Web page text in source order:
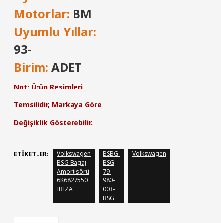
Motorlar: BM
Uyumlu Yıllar:
93-
Birim: ADET
Not: Ürün Resimleri
Temsilidir, Markaya Göre
Değişiklik Gösterebilir.
ETIKETLER:
Volkswagen
BSG Bagaj
Amortisörü
6K6827550
IBIZA
BSBG-
BSG
79-
980-
003-
BSG
Volkswagen